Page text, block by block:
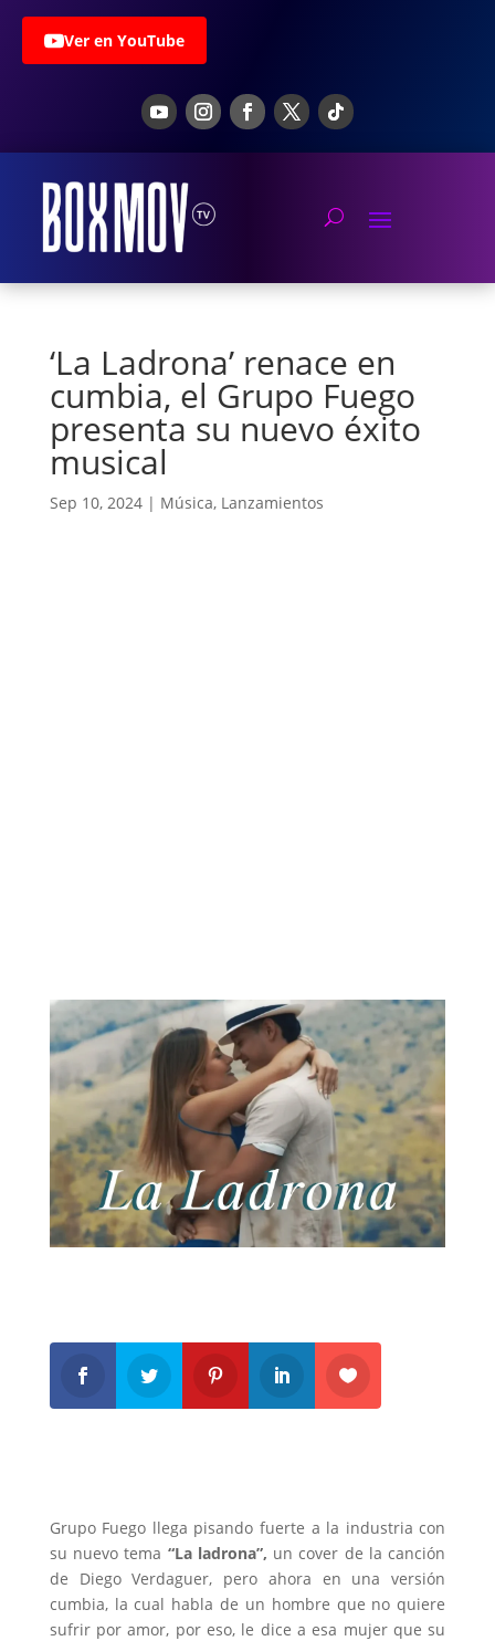
Ver en YouTube
‘La Ladrona’ renace en
cumbia, el Grupo Fuego
presenta su nuevo éxito
musical
Sep 10, 2024| Música, Lanzamientos
Grupo Fuego llega pisando fuerte a la industria con
su nuevo tema “La ladrona”, un cover de la canción
de Diego Verdaguer, pero ahora en una versión
cumbia, la cual habla de un hombre que no quiere
sufrir por amor, por eso, le dice a esa mujer que su